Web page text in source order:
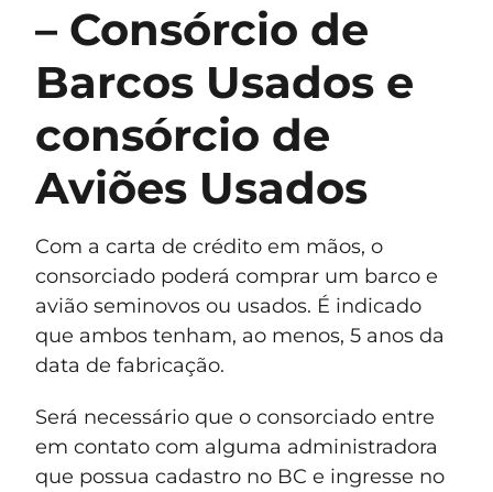
– Consórcio de
Barcos Usados e
consórcio de
Aviões Usados
Com a carta de crédito em mãos, o
consorciado poderá comprar um barco e
avião seminovos ou usados. É indicado
que ambos tenham, ao menos, 5 anos da
data de fabricação.
Será necessário que o consorciado entre
em contato com alguma administradora
que possua cadastro no BC e ingresse no